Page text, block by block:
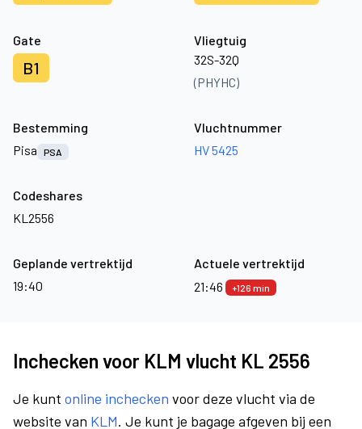
Gate
B1
Vliegtuig
32S-32Q
(PHYHC)
Bestemming
Pisa
PSA
Vluchtnummer
HV 5425
Codeshares
KL2556
Geplande vertrektijd
19:40
Actuele vertrektijd
21:46
+126 min
Inchecken voor KLM vlucht KL 2556
Je kunt online inchecken voor deze vlucht via de
website van KLM. Je kunt je bagage afgeven bij een